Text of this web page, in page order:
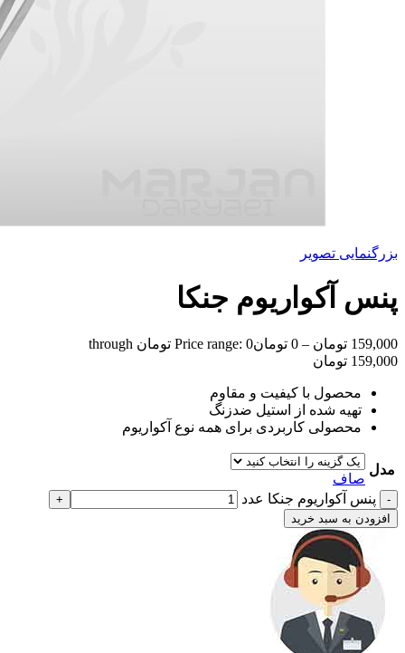
بزرگنمایی تصویر
پنس آکواریوم جنکا
159,000 تومان –
0 تومان
Price range: 0 تومان through
159,000 تومان
محصول با کیفیت و مقاوم
تهیه شده از استیل ضدزنگ
محصولی کاربردی برای همه نوع آکواریوم
مدل
صاف
پنس آکواریوم جنکا عدد
افزودن به سبد خرید